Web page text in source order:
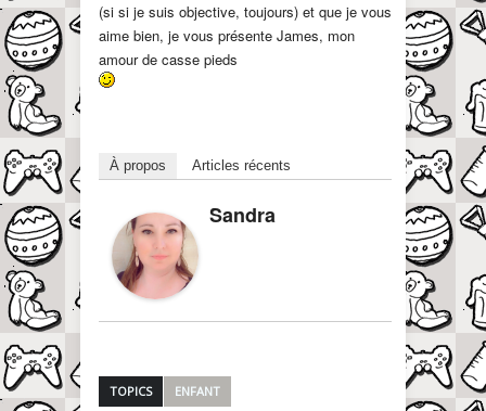
(si si je suis objective, toujours) et que je vous
aime bien, je vous présente James, mon
amour de casse pieds
À propos Articles récents
Sandra
TOPICS ENFANT